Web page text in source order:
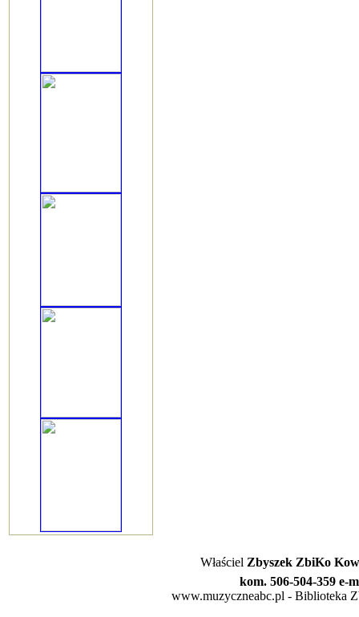
Właściel Zbyszek ZbiKo
kom. 506-504-359 e-
www.muzyczneabc.pl - Biblioteka